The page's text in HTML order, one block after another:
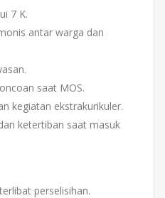
7 K.
antar warga dan
saat MOS.
kegiatan ekstrakurikuler.
ketertiban saat masuk
perselisihan.